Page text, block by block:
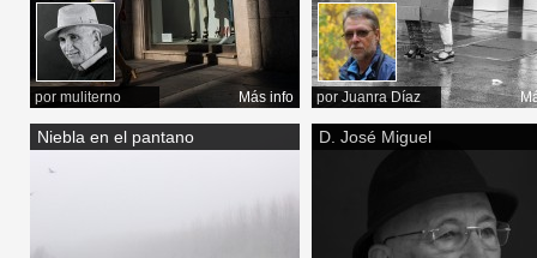
por muliterno Más info por Juanra Díaz
Niebla en el pantano D. José Miguel